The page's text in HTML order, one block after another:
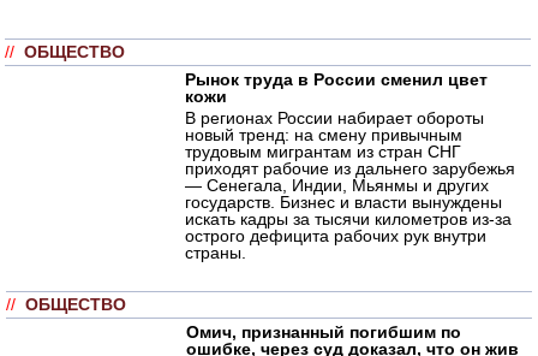
// ОБЩЕСТВО
Рынок труда в России сменил цвет
кожи
В регионах России набирает обороты
новый тренд: на смену привычным
трудовым мигрантам из стран СНГ
приходят рабочие из дальнего зарубежья
— Сенегала, Индии, Мьянмы и других
государств. Бизнес и власти вынуждены
искать кадры за тысячи километров из-за
острого дефицита рабочих рук внутри
страны.
// ОБЩЕСТВО
Омич, признанный погибшим по
ошибке, через суд доказал, что он жив